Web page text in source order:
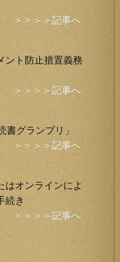
＞＞＞＞記事へ
ント防止措置義務
＞＞＞＞記事へ
書グランプリ」
＞＞＞＞記事へ
はオンラインによ
続き
＞＞＞＞記事へ